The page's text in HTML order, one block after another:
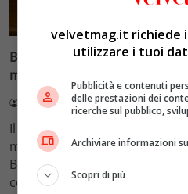
Blasi vs Totti: il giudice riduce
mantenimento a 10.900 euro
Redazione VelvetMAG 4 Agosto 2026
Il Tribunale di Roma ha fissato
mantenimento figli a 10.900
Blasi, respingendo la richiesta
conduttrice.
velvetmag.it richiede
utilizzare i tuoi
Pubblicità e contenuti
delle prestazioni dei
ricerche sul pubblico,
Archiviare informazioni
Scopri di più